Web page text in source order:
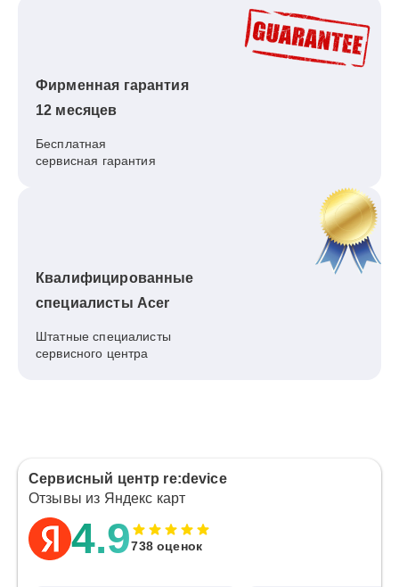
Фирменная гарантия
12 месяцев
Бесплатная
сервисная гарантия
Квалифицированные
специалисты Acer
Штатные специалисты
сервисного центра
Сервисный центр re:device
Отзывы из Яндекс карт
4.9738 оценок